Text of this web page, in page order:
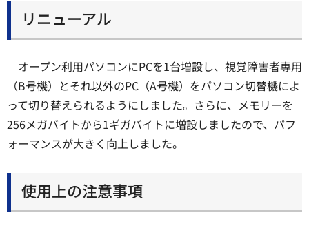
リニューアル
オープン利用パソコンにPCを1台増設し、視覚障害者専用
（B号機）とそれ以外のPC（A号機）をパソコン切替機によ
って切り替えられるようにしました。さらに、メモリーを
256メガバイトから1ギガバイトに増設しましたので、パフ
ォーマンスが大きく向上しました。
使用上の注意事項